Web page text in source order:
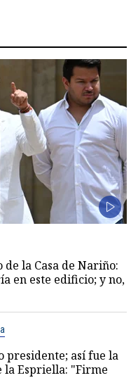
la Casa de Nariño:
en este edificio; y no,
presidente; así fue la
la Espriella: "Firme